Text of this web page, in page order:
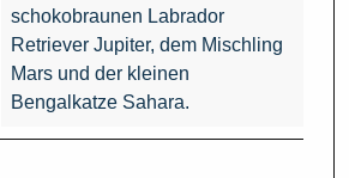
schokobraunen Labrador
Retriever Jupiter, dem Mischling
Mars und der kleinen
Bengalkatze Sahara.